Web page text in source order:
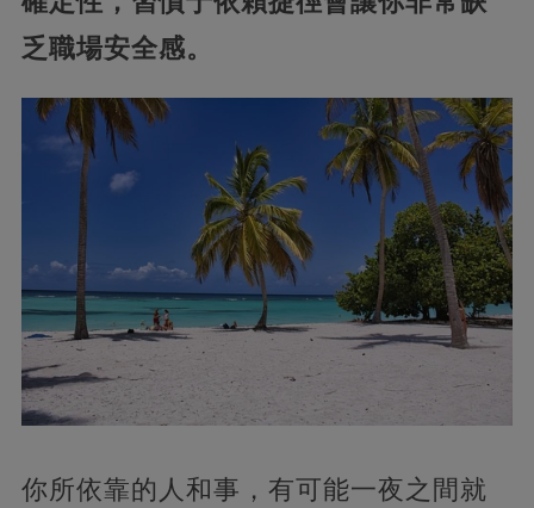
乏職場安全感。
你所依靠的人和事，有可能一夜之間就